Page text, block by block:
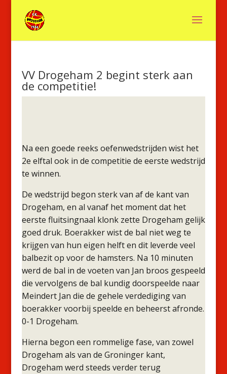
VV Drogeham 2 begint sterk aan
de competitie!
Na een goede reeks oefenwedstrijden wist het
2e elftal ook in de competitie de eerste wedstrijd
te winnen.
De wedstrijd begon sterk van af de kant van
Drogeham, en al vanaf het moment dat het
eerste fluitsingnaal klonk zette Drogeham gelijk
goed druk. Boerakker wist de bal niet weg te
krijgen van hun eigen helft en dit leverde veel
balbezit op voor de hamsters. Na 10 minuten
werd de bal in de voeten van Jan broos gespeeld
die vervolgens de bal kundig doorspeelde naar
Meindert Jan die de gehele verdediging van
boerakker voorbij speelde en beheerst afronde.
0-1 Drogeham.
Hierna begon een rommelige fase, van zowel
Drogeham als van de Groninger kant,
Drogeham werd steeds verder terug